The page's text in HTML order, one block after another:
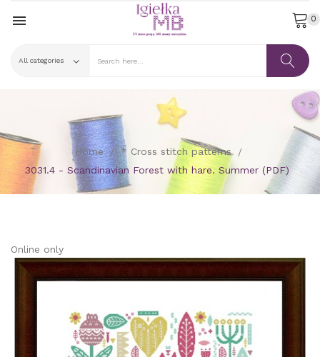
 0
Home
* Cross stitch patterns
3031.4 - Scandinavian Forest with hare. Summer (PDF)
Online only